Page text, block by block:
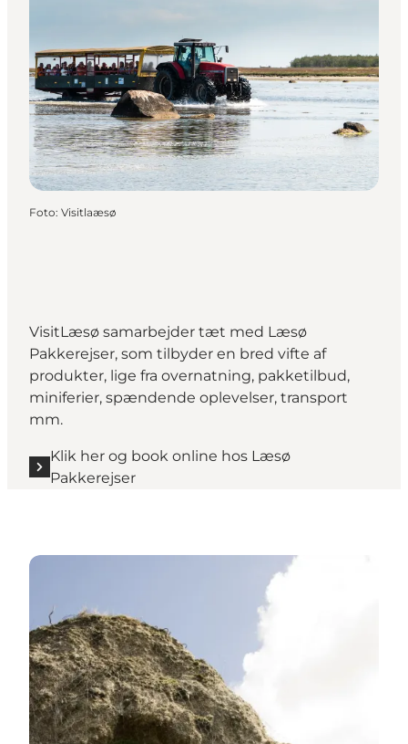
Foto: Visitlaæsø
VisitLæsø samarbejder tæt med Læsø
Pakkerejser, som tilbyder en bred vifte af
produkter, lige fra overnatning, pakketilbud,
miniferier, spændende oplevelser, transport
mm.
Klik her og book online hos Læsø
Pakkerejser
Overnatning i private feriehuse